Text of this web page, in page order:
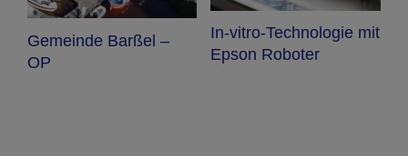
Barßel –
In-vitro-Technologie mit
Epson Roboter
Von